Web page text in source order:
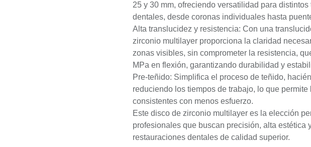
25 y 30 mm, ofreciendo versatilidad para
dentales, desde coronas individuales hasta
Alta translucidez y resistencia: Con una
zirconio multilayer proporciona la claridad
zonas visibles, sin comprometer la resistencia,
MPa en flexión, garantizando durabilidad y
Pre-teñido: Simplifica el proceso de teñido,
reduciendo los tiempos de trabajo, lo que permite
consistentes con menos esfuerzo.
Este disco de zirconio multilayer es la elección
profesionales que buscan precisión, alta estética
restauraciones dentales de calidad superior.